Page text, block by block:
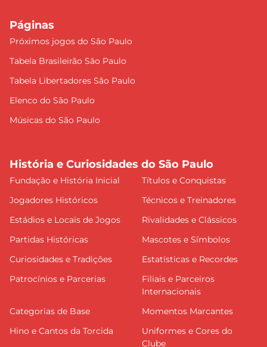
Páginas
Próximos jogos do São Paulo
Tabela Brasileirão São Paulo
Tabela Libertadores São Paulo
Elenco do São Paulo
Músicas do São Paulo
História e Curiosidades do São Paulo
Fundação e História Inicial
Títulos e Conquistas
Jogadores Históricos
Técnicos e Treinadores
Estádios e Locais de Jogos
Rivalidades e Clássicos
Partidas Históricas
Mascotes e Símbolos
Curiosidades e Tradições
Estatísticas e Recordes
Patrocínios e Parcerias
Filiais e Parceiros
Internacionais
Categorias de Base
Momentos Marcantes
Hino e Cantos da Torcida
Uniformes e Cores do
Clube